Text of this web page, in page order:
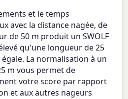
et le temps
avec la distance nagée, de
de 50 m produit un SWOLF
qu'une longueur de 25
La normalisation à un
m vous permet de
votre score par rapport
et aux autres nageurs